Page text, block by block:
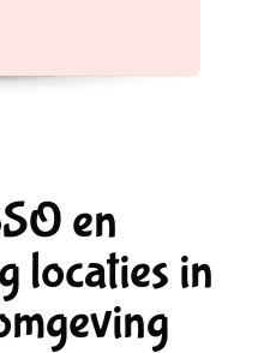
en
locaties in